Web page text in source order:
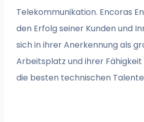
Telekommunikation. Encoras
den Erfolg seiner Kunden und
sich in ihrer Anerkennung als
Arbeitsplatz und ihrer
die besten technischen